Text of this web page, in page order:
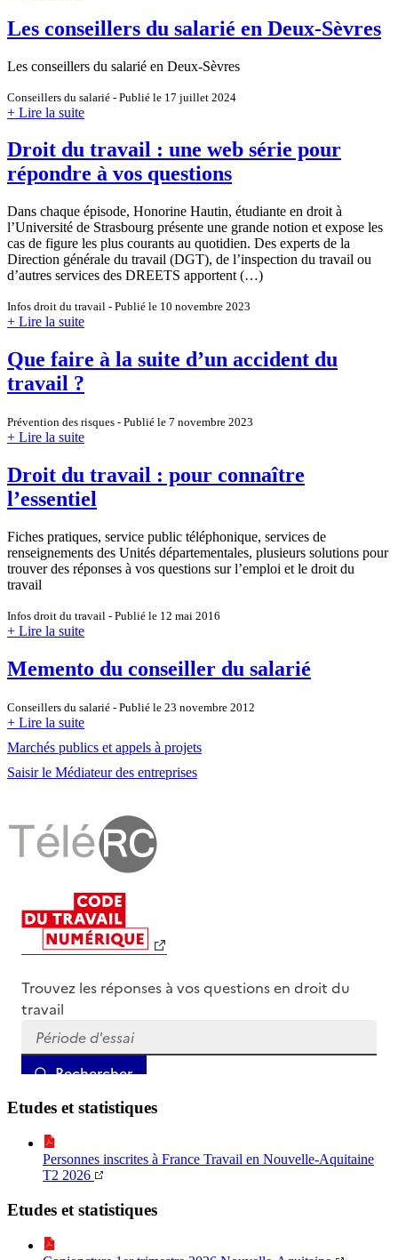
Les conseillers du salarié en Deux-Sèvres
Les conseillers du salarié en Deux-Sèvres
Conseillers du salarié - Publié le 17 juillet 2024
+ Lire la suite
Droit du travail : une web série pour
répondre à vos questions
Dans chaque épisode, Honorine Hautin, étudiante en droit à
l’Université de Strasbourg présente une grande notion et expose les
cas de figure les plus courants au quotidien. Des experts de la
Direction générale du travail (DGT), de l’inspection du travail ou
d’autres services des DREETS apportent (…)
Infos droit du travail - Publié le 10 novembre 2023
+ Lire la suite
Que faire à la suite d’un accident du
travail ?
Prévention des risques - Publié le 7 novembre 2023
+ Lire la suite
Droit du travail : pour connaître
l’essentiel
Fiches pratiques, service public téléphonique, services de
renseignements des Unités départementales, plusieurs solutions pour
trouver des réponses à vos questions sur l’emploi et le droit du
travail
Infos droit du travail - Publié le 12 mai 2016
+ Lire la suite
Memento du conseiller du salarié
Conseillers du salarié - Publié le 23 novembre 2012
+ Lire la suite
Marchés publics et appels à projets
Saisir le Médiateur des entreprises
Etudes et statistiques
Personnes inscrites à France Travail en Nouvelle-Aquitaine
T2 2026
Etudes et statistiques